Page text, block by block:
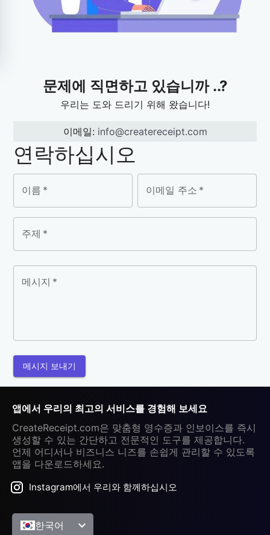
문제에 직면하고 있습니까 ..?
우리는 도와 드리기 위해 왔습니다!
이메일: info@createreceipt.com
연락하십시오
이름 * 이메일 주소 *
주제 *
메시지 *
메시지 보내기
앱에서 우리의 최고의 서비스를 경험해 보세요
CreateReceipt.com은 맞춤형 영수증과 인보이스를 즉시
생성할 수 있는 간단하고 전문적인 도구를 제공합니다.
언제 어디서나 비즈니스 니즈를 손쉽게 관리할 수 있도록
앱을 다운로드하세요.
Instagram에서 우리와 함께하십시오
한국어